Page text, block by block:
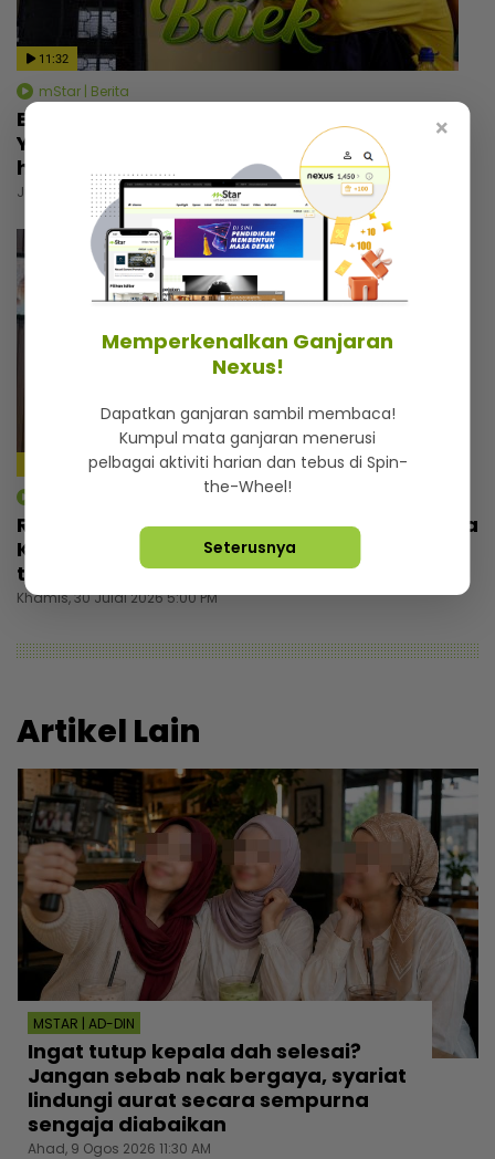
11:32
mStar | Berita
Bukan sekadar tempat berlindung,
Yayasan Chow Kit simpan kisah menyayat
hati
Jumaat, 31 Julai 2026 6:00 PM
Rezeki wajah seiras Lamine Yamal, pemuda
Kelantan tak sia-siakan peluang... Banyak
tawaran reviu, ramai nak bergambar
Khamis, 30 Julai 2026 5:00 PM
Artikel Lain
MSTAR | AD-DIN
Ingat tutup kepala dah selesai?
Jangan sebab nak bergaya, syariat
lindungi aurat secara sempurna
sengaja diabaikan
Ahad, 9 Ogos 2026 11:30 AM
×
Memperkenalkan Ganjaran
Nexus!
Dapatkan ganjaran sambil membaca!
Kumpul mata ganjaran menerusi
pelbagai aktiviti harian dan tebus di Spin-
the-Wheel!
Seterusnya